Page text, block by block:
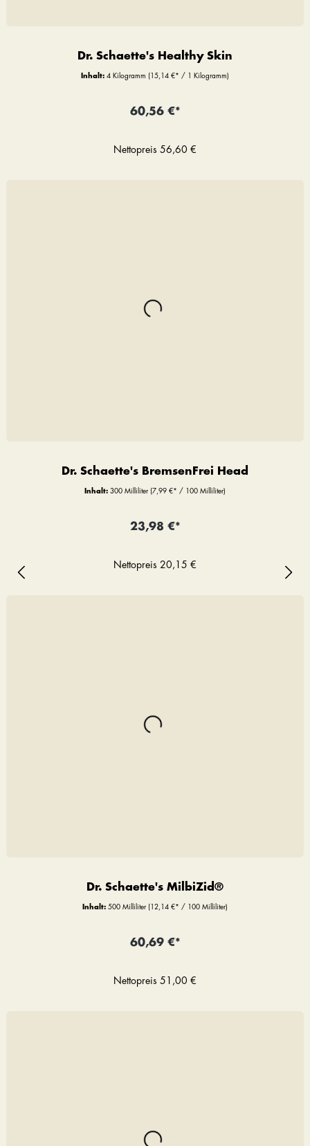
Dr. Schaette's Healthy Skin
Inhalt: 4 Kilogramm (15,14 €* / 1 Kilogramm)
60,56 €*
Nettopreis 56,60 €
Dr. Schaette's BremsenFrei Head
Inhalt: 300 Milliliter (7,99 €* / 100 Milliliter)
23,98 €*
Nettopreis 20,15 €
Dr. Schaette's MilbiZid®
Inhalt: 500 Milliliter (12,14 €* / 100 Milliliter)
60,69 €*
Nettopreis 51,00 €